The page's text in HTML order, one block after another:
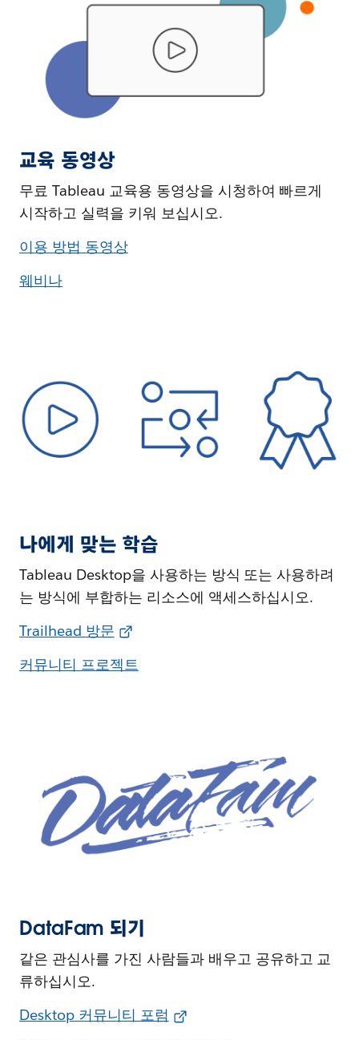
교육 동영상
무료 Tableau 교육용 동영상을 시청하여 빠르게
시작하고 실력을 키워 보십시오.
이용 방법 동영상
웨비나
나에게 맞는 학습
Tableau Desktop을 사용하는 방식 또는 사용하려
는 방식에 부합하는 리소스에 액세스하십시오.
Trailhead 방문
커뮤니티 프로젝트
DataFam 되기
같은 관심사를 가진 사람들과 배우고 공유하고 교
류하십시오.
Desktop 커뮤니티 포럼